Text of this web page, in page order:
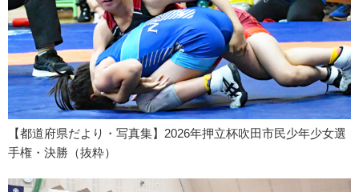
【都道府県だより・写真集】2026年押立杯吹田市民少年少女選
手権・決勝（抜粋）